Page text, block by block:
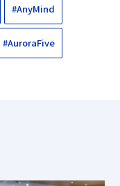
#AnyMind
#AuroraFive